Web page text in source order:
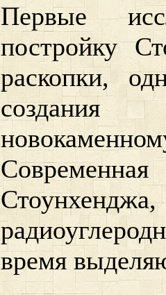
Первые
постройку
раскопки,
время